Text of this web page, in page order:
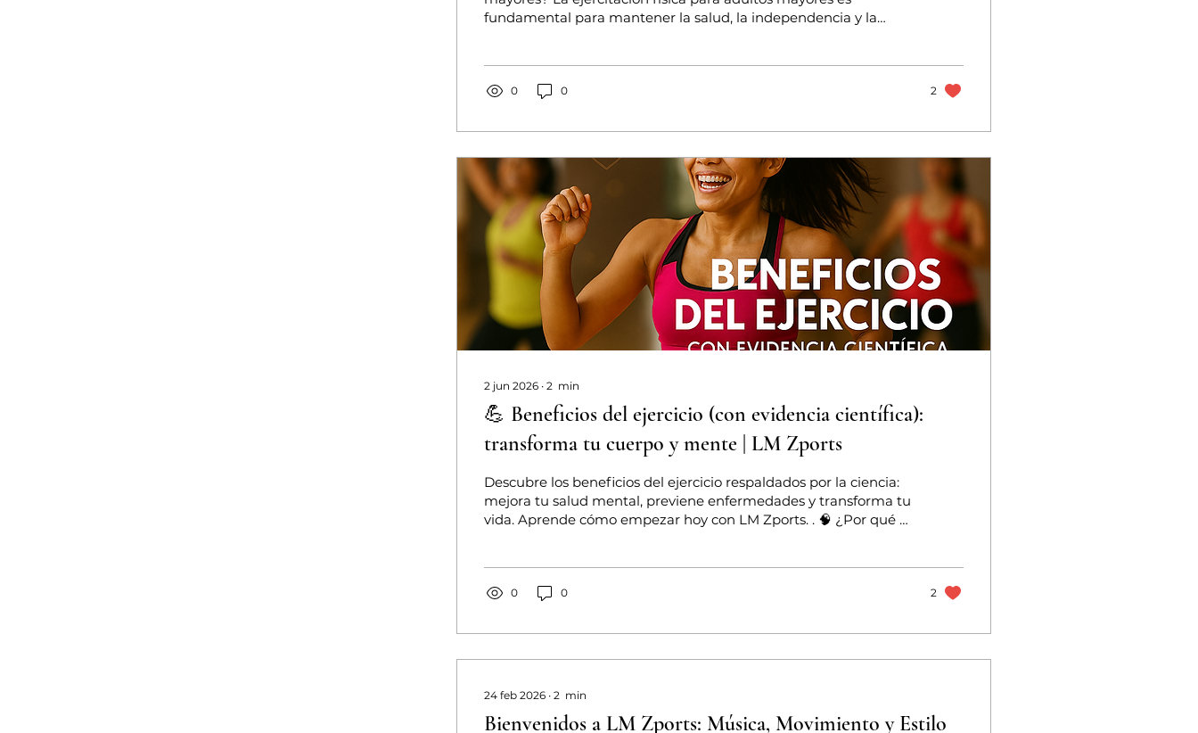
fundamental para mantener la salud, la independencia y la
embargo, uno de los mayores problemas actuales no es solo el
pasan gran parte del día...
0 0 2
2 jun 2026 ∙ 2 min
💪 Beneficios del ejercicio (con evidencia científica):
transforma tu cuerpo y mente | LM Zports
Descubre los beneficios del ejercicio respaldados por la ciencia:
mejora tu salud mental, previene enfermedades y transforma tu
vida. Aprende cómo empezar hoy con LM Zports. . 🧠 ¿Por qué es
cuerpo, mente y calidad de vida. De acuerdo con la Organización
0 0 2
24 feb 2026 ∙ 2 min
Bienvenidos a LM Zports: Música, Movimiento y Estilo